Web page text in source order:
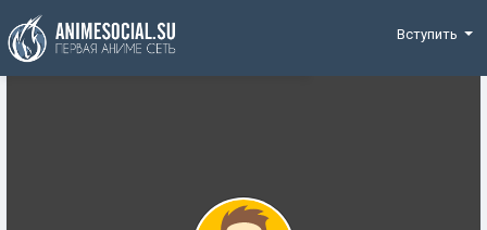
Funding
Вступить